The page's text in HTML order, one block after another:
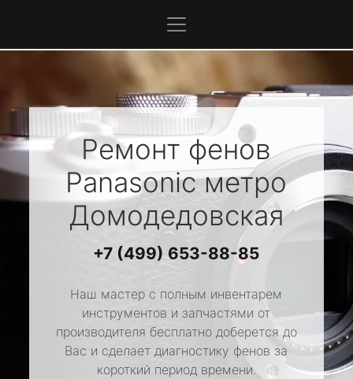
Ремонт фенов
Panasonicметро
Домодедовская
+7 (499) 653-88-85
Наш мастер с полным инвентарем
инструментов и запчастями от
производителя бесплатно доберется до
Вас и сделает диагностику фенов за
короткий период времени.